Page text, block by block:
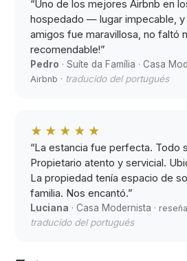
“Uno de los mejores Airbnb en
hospedado — lugar impecable, y
amigos fue maravillosa, no faltó
recomendable!”
Pedro · Suíte da Família · Casa
Airbnb · traducido del portugués
★★★★★
“La estancia fue perfecta. Todo
Propietario atento y servicial.
La propiedad tenía espacio de
familia. Nos encantó.”
Luciana · Casa Modernista ·
traducido del portugués